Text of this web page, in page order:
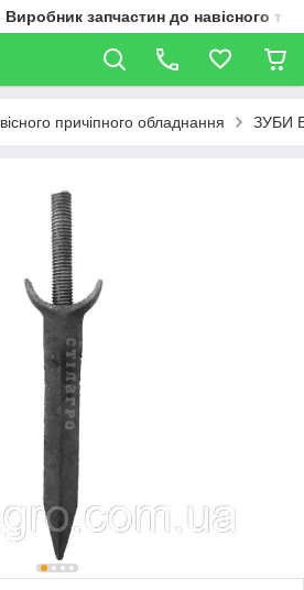
запчастин до навісного та
причіпного обладнання ЗУБИ